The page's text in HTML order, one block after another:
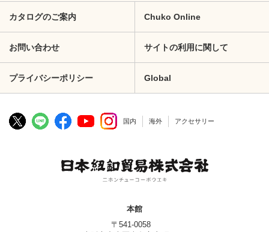
カタログのご案内 Chuko Online
お問い合わせ サイトの利用に関して
プライバシーポリシー Global
国内 海外 アクセサリー
本館
〒541-0058